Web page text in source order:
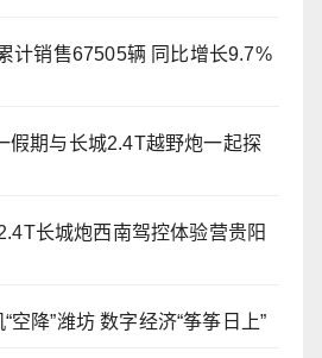
计销售67505辆 同比增长9.7%
假期与长城2.4T越野炮一起探
长城炮西南驾控体验营贵阳
空降”潍坊 数字经济“筝筝日上”